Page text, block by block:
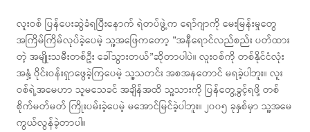
လူးဝစ် ပြန်ပေးဆွဲခံရပြီးနောက် ရဲတပ်ဖွဲ့က ရော်ဂျာကို မေးမြန်းမှုတွေ
အကြိမ်ကြိမ်လုပ်ခဲ့ပေမဲ့ သူ့အဖြေကတော့ ”အနီရောင်လည်စည်း ပတ်ထား
တဲ့ အမျိုးသမီးတစ်ဦး ခေါ်သွားတယ်”ဆိုတာပါပဲ။ လူးဝစ်ကို တစ်နိုင်ငံလုံး
အနှံ့ ဝိုင်းဝန်းရှာဖွေခဲ့ကြပေမဲ့ သူ့သတင်း အစအနတောင် မရခဲ့ပါဘူး။ လူး
ဝစ်ရဲ့အမေဟာ သူမသေခင် အချိန်အထိ သူ့သားကို ပြန်တွေ့ခွင့်ရဖို့ တစ်
စိုက်မတ်မတ် ကြိုးပမ်းခဲ့ပေမဲ့ မအောင်မြင်ခဲ့ပါဘူး။ ၂၀၀၅ ခုနှစ်မှာ သူ့အမေ
ကွယ်လွန်ခဲ့တာပါ။